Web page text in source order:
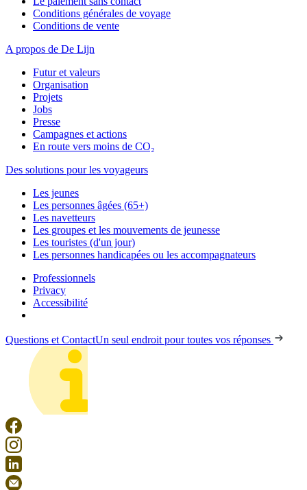
Conditions générales de voyage
Conditions de vente
A propos de De Lijn
Futur et valeurs
Organisation
Projets
Jobs
Presse
Campagnes et actions
En route vers moins de CO₂
Des solutions pour les voyageurs
Les jeunes
Les personnes âgées (65+)
Les navetteurs
Les groupes et les mouvements de jeunesse
Les touristes (d'un jour)
Les personnes handicapées ou les accompagnateurs
Professionnels
Privacy
Accessibilité
Questions et ContactUn seul endroit pour toutes vos réponses